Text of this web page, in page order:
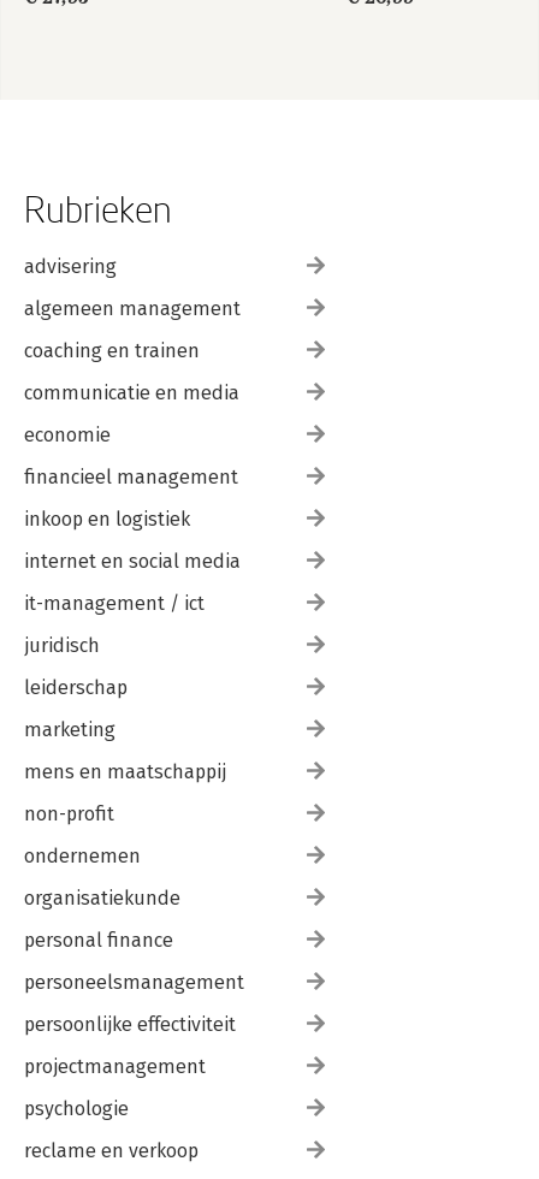
Rubrieken
advisering
algemeen management
coaching en trainen
communicatie en media
economie
financieel management
inkoop en logistiek
internet en social media
it-management / ict
juridisch
leiderschap
marketing
mens en maatschappij
non-profit
ondernemen
organisatiekunde
personal finance
personeelsmanagement
persoonlijke effectiviteit
projectmanagement
psychologie
reclame en verkoop